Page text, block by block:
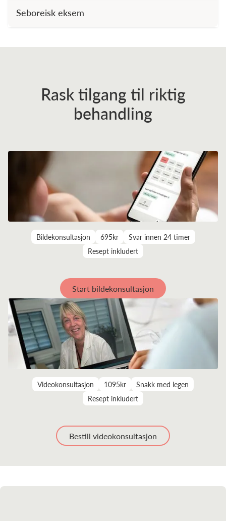
Seboreisk eksem
Rask tilgang til riktig
behandling
Bildekonsultasjon 695kr
Svar innen 24 timer
Resept inkludert
Start bildekonsultasjon
Videokonsultasjon 1095kr
Snakk med legen
Resept inkludert
Bestill videokonsultasjon